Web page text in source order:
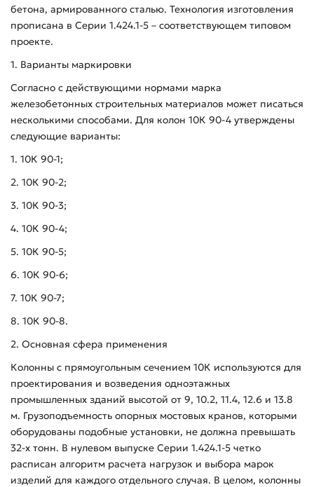
бетона, армированного сталью. Технология изготовления
прописана в Серии 1.424.1-5 – соответствующем типовом
проекте.
1. Варианты маркировки
Согласно с действующими нормами марка
железобетонных строительных материалов может писаться
несколькими способами. Для колон 10К 90-4 утверждены
следующие варианты:
1. 10К 90-1;
2. 10К 90-2;
3. 10К 90-3;
4. 10К 90-4;
5. 10К 90-5;
6. 10К 90-6;
7. 10К 90-7;
8. 10К 90-8.
2. Основная сфера применения
Колонны с прямоугольным сечением 10К используются для
проектирования и возведения одноэтажных
промышленных зданий высотой от 9, 10.2, 11.4, 12.6 и 13.8
м. Грузоподъемность опорных мостовых кранов, которыми
оборудованы подобные установки, не должна превышать
32-х тонн. В нулевом выпуске Серии 1.424.1-5 четко
расписан алгоритм расчета нагрузок и выбора марок
изделий для каждого отдельного случая. В целом, колонны